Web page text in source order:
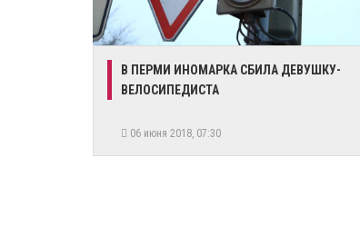
​В ПЕРМИ ИНОМАРКА СБИЛА ДЕВУШКУ-
ВЕЛОСИПЕДИСТА
06 июня 2018, 07:30